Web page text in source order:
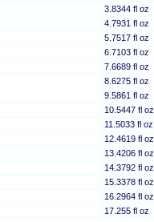
3.8344 fl oz
4.7931 fl oz
5.7517 fl oz
6.7103 fl oz
7.6689 fl oz
8.6275 fl oz
9.5861 fl oz
10.5447 fl oz
11.5033 fl oz
12.4619 fl oz
13.4206 fl oz
14.3792 fl oz
15.3378 fl oz
16.2964 fl oz
17.255 fl oz